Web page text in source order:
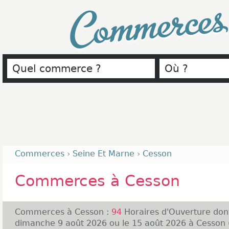
Commerces › Seine Et Marne › Cesson
Commerces à Cesson
Commerces à Cesson : 94 Horaires d'Ouverture
dimanche 9 août 2026 ou le 15 août 2026 à Cesson